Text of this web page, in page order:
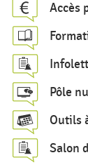
e
r
c
h
e
Accès
Pôle
Outils
Salon